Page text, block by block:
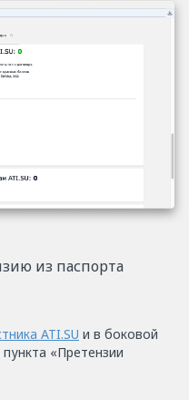
из паспорта
ATI.SU и в боковой
«Претензии